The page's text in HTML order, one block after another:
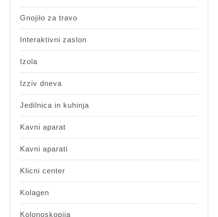
Gnojilo za travo
Interaktivni zaslon
Izola
Izziv dneva
Jedilnica in kuhinja
Kavni aparat
Kavni aparati
Klicni center
Kolagen
Kolonoskopija